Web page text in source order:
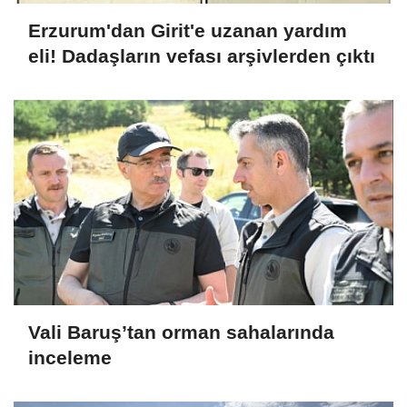
Erzurum'dan Girit'e uzanan yardım
eli! Dadaşların vefası arşivlerden çıktı
Vali Baruş’tan orman sahalarında
inceleme